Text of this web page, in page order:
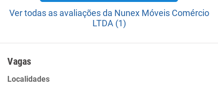
Ver todas as avaliações da Nunex Móveis Comércio
LTDA (1)
Vagas
Localidades